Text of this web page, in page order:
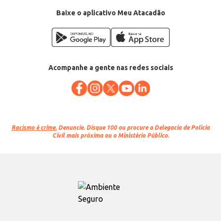
Baixe o aplicativo Meu Atacadão
Acompanhe a gente nas redes sociais
Racismo é crime. Denuncie. Disque 100 ou procure a Delegacia de Polícia
Civil mais próxima ou o Ministério Público.